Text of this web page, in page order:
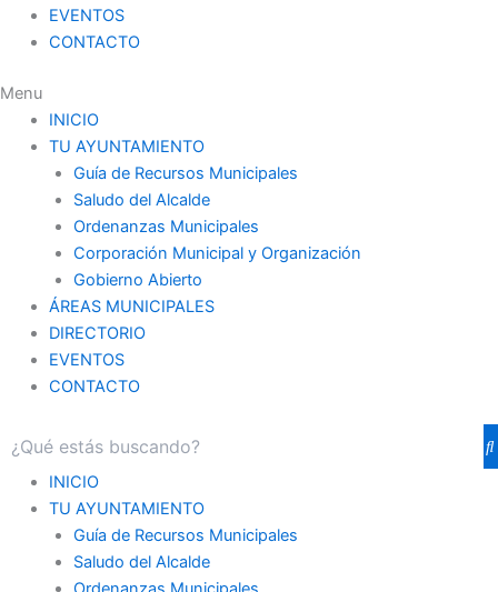
EVENTOS
CONTACTO
Menu
INICIO
TU AYUNTAMIENTO
Guía de Recursos Municipales
Saludo del Alcalde
Ordenanzas Municipales
Corporación Municipal y Organización
Gobierno Abierto
ÁREAS MUNICIPALES
DIRECTORIO
EVENTOS
CONTACTO
INICIO
TU AYUNTAMIENTO
Guía de Recursos Municipales
Saludo del Alcalde